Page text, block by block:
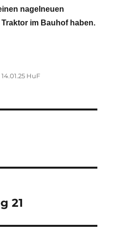
nagelneuen
im Bauhof haben.
Kategorien
14.01.25 HuF
21